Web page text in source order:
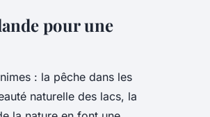
pour une
: la pêche dans les
naturelle des lacs, la